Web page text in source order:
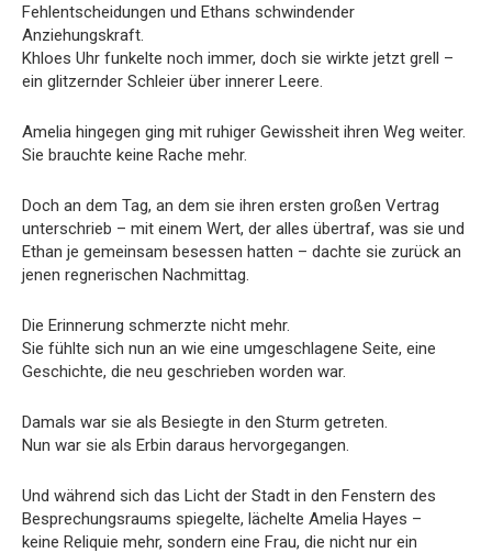
Fehlentscheidungen und Ethans schwindender
Anziehungskraft.
Khloes Uhr funkelte noch immer, doch sie wirkte jetzt grell –
ein glitzernder Schleier über innerer Leere.
Amelia hingegen ging mit ruhiger Gewissheit ihren Weg weiter.
Sie brauchte keine Rache mehr.
Doch an dem Tag, an dem sie ihren ersten großen Vertrag
unterschrieb – mit einem Wert, der alles übertraf, was sie und
Ethan je gemeinsam besessen hatten – dachte sie zurück an
jenen regnerischen Nachmittag.
Die Erinnerung schmerzte nicht mehr.
Sie fühlte sich nun an wie eine umgeschlagene Seite, eine
Geschichte, die neu geschrieben worden war.
Damals war sie als Besiegte in den Sturm getreten.
Nun war sie als Erbin daraus hervorgegangen.
Und während sich das Licht der Stadt in den Fenstern des
Besprechungsraums spiegelte, lächelte Amelia Hayes –
keine Reliquie mehr, sondern eine Frau, die nicht nur ein